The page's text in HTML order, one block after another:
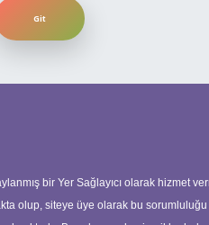
bir Yer Sağlayıcı olarak hizmet
olup, siteye üye olarak bu